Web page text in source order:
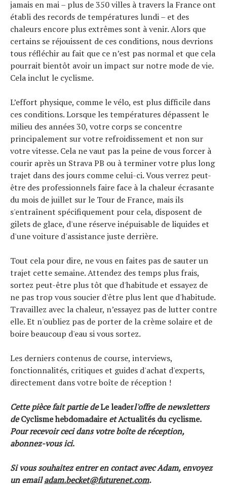
jamais en mai – plus de 350 villes à travers la France ont
établi des records de températures lundi – et des
chaleurs encore plus extrêmes sont à venir. Alors que
certains se réjouissent de ces conditions, nous devrions
tous réfléchir au fait que ce n’est pas normal et que cela
pourrait bientôt avoir un impact sur notre mode de vie.
Cela inclut le cyclisme.
L’effort physique, comme le vélo, est plus difficile dans
ces conditions. Lorsque les températures dépassent le
milieu des années 30, votre corps se concentre
principalement sur votre refroidissement et non sur
votre vitesse. Cela ne vaut pas la peine de vous forcer à
courir après un Strava PB ou à terminer votre plus long
trajet dans des jours comme celui-ci. Vous verrez peut-
être des professionnels faire face à la chaleur écrasante
du mois de juillet sur le Tour de France, mais ils
s'entraînent spécifiquement pour cela, disposent de
gilets de glace, d'une réserve inépuisable de liquides et
d'une voiture d'assistance juste derrière.
Tout cela pour dire, ne vous en faites pas de sauter un
trajet cette semaine. Attendez des temps plus frais,
sortez peut-être plus tôt que d'habitude et essayez de
ne pas trop vous soucier d'être plus lent que d'habitude.
Travaillez avec la chaleur, n’essayez pas de lutter contre
elle. Et n'oubliez pas de porter de la crème solaire et de
boire beaucoup d'eau si vous sortez.
Les derniers contenus de course, interviews,
fonctionnalités, critiques et guides d'achat d'experts,
directement dans votre boîte de réception !
Cette pièce fait partie deLe leaderl'offre de newsletters
deCyclisme hebdomadaireetActualités du cyclisme.
Pour recevoir ceci dans votre boîte de réception,
abonnez-vous ici.
Si vous souhaitez entrer en contact avec Adam, envoyez
un emailadam.becket@futurenet.com.